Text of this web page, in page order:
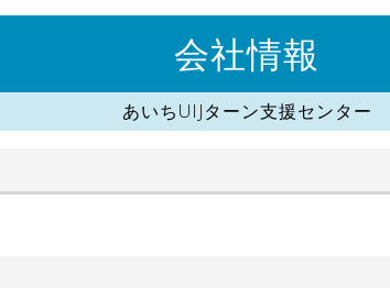
会社情報
あいちUIJターン支援センター